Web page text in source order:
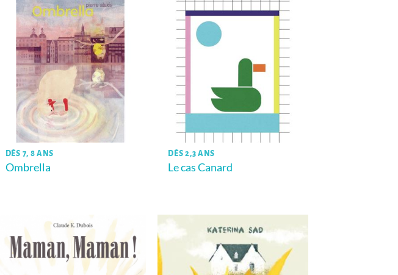
DÈS 7, 8 ANS
Ombrella
DÈS 2,3 ANS
Le cas Canard